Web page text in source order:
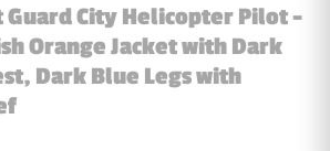
Guard City Helicopter Pilot -
Orange Jacket with Dark
Dark Blue Legs with
: